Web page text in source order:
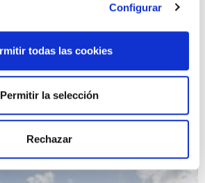
Configurar
todas las cookies
Permitir la selección
Rechazar
hacia un modelo de
y responsable